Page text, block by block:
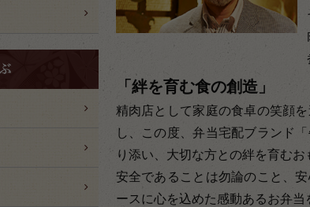
「絆を育む食の創造」
精肉店として家庭の食卓の笑顔
し、この度、弁当宅配ブランド
り添い、大切な方との絆を育むお
安全であることは勿論のこと、
ースに心を込めた感動あるお弁当